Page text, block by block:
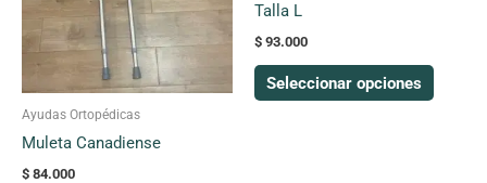
Ayudas Ortopédicas
Muleta Canadiense
$ 84.000
opciones
Talla L
$ 93.000
Seleccionar opciones
pueden